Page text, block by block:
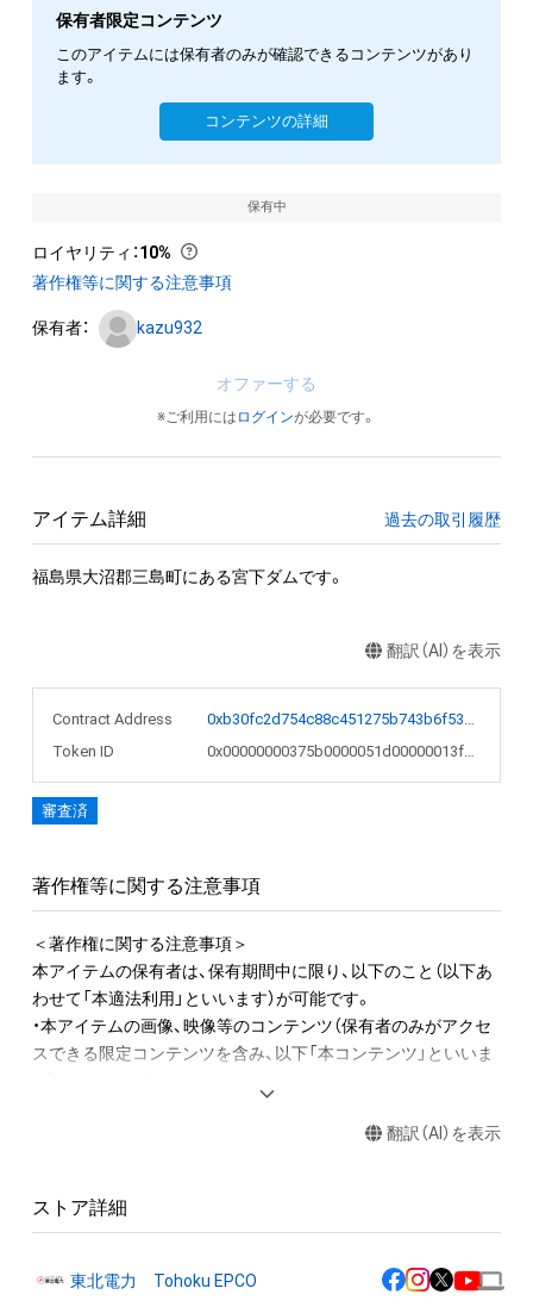
保有者限定コンテンツ
このアイテムには保有者のみが確認できるコンテンツがあり
ます。
コンテンツの詳細
保有中
ロイヤリティ ：10%
著作権等に関する注意事項
保有者： kazu932
オファーする
※ご利用には ログインが必要です。
アイテム詳細 過去の取引履歴
翻訳（AI）を表示
Contract Address
0xb30fc2d754c88c451275b743b6f530f19f643683
Token ID
0x00000000375b0000051d00000013f6c1
審査済
著作権等に関する注意事項
＜著作権に関する注意事項＞
本アイテムの保有者は、保有期間中に限り、以下のこと（以下あ
わせて「本適法利用」といいます）が可能です。
・本アイテムの画像、映像等のコンテンツ（保有者のみがアクセ
スできる限定コンテンツを含み、以下「本コンテンツ」といいま
・本コンテンツの全部、もしくは一部やキャプチャを動画サイト
人が利用する目的でグッズを制作する
＜アイテムに関する注意事項＞
翻訳（AI）を表示
ストア詳細
東北電力 Tohoku EPCO